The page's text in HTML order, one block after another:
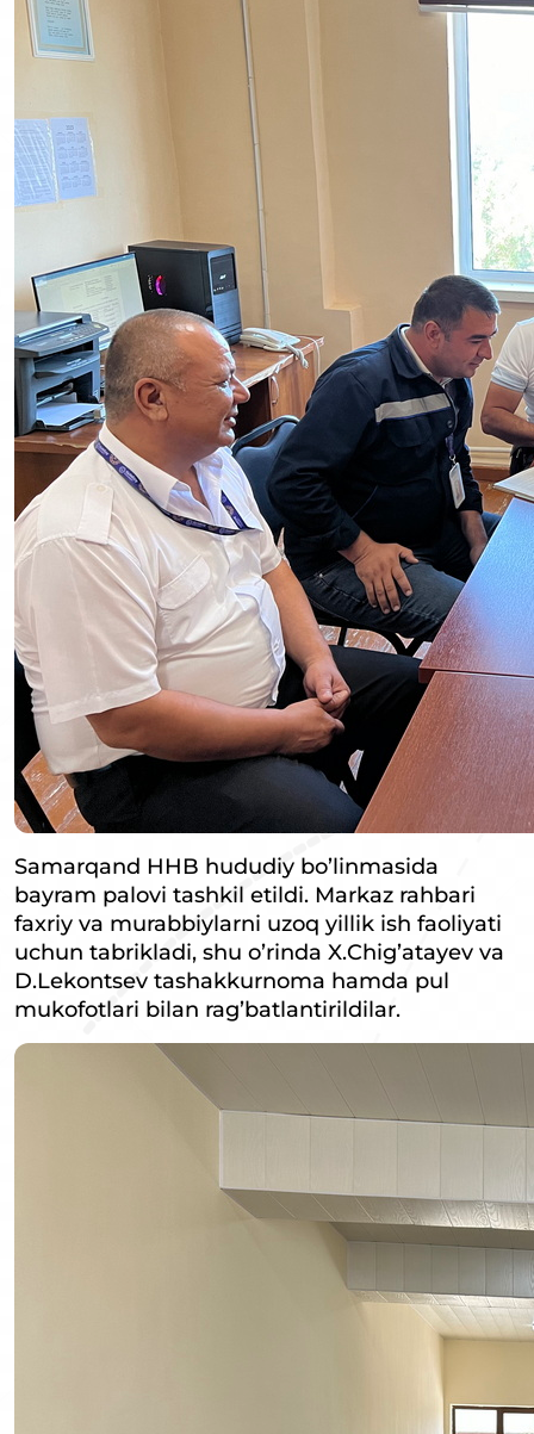
Samarqand HHB hududiy bo’linmasida
bayram palovi tashkil etildi. Markaz rahbari
faxriy va murabbiylarni uzoq yillik ish faoliyati
uchun tabrikladi, shu o’rinda X.Chig’atayev va
D.Lekontsev tashakkurnoma hamda pul
mukofotlari bilan rag’batlantirildilar.